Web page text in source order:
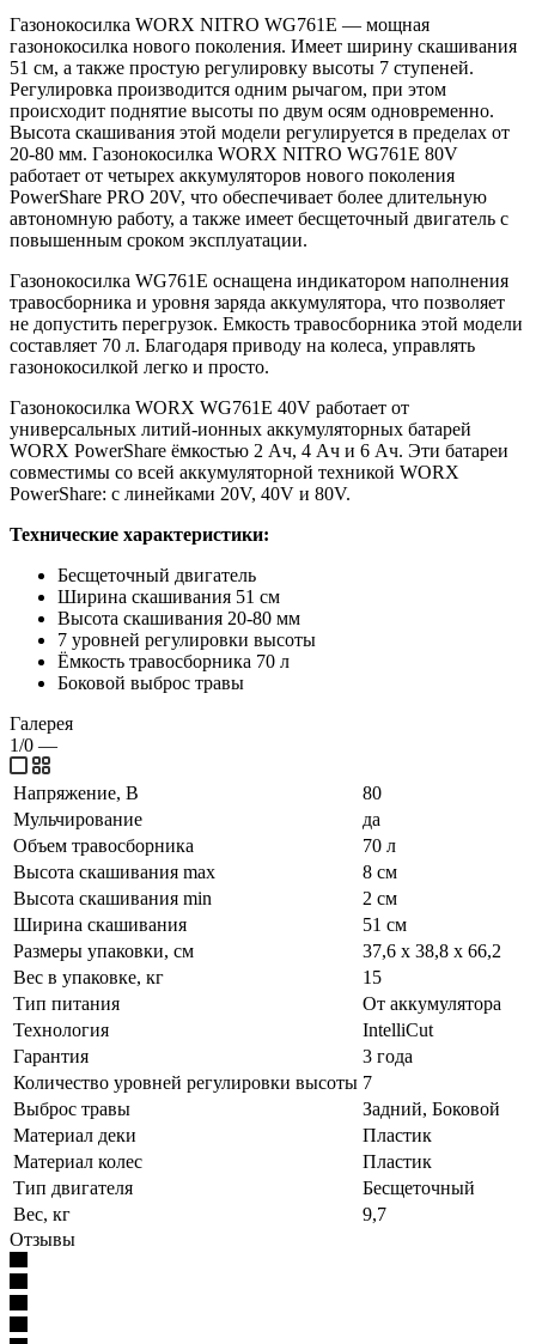
Газонокосилка WORX NITRO WG761E — мощная
газонокосилка нового поколения. Имеет ширину скашивания
51 см, а также простую регулировку высоты 7 ступеней.
Регулировка производится одним рычагом, при этом
происходит поднятие высоты по двум осям одновременно.
Высота скашивания этой модели регулируется в пределах от
20-80 мм. Газонокосилка WORX NITRO WG761E 80V
работает от четырех аккумуляторов нового поколения
PowerShare PRO 20V, что обеспечивает более длительную
автономную работу, а также имеет бесщеточный двигатель с
повышенным сроком эксплуатации.
Газонокосилка WG761E оснащена индикатором наполнения
травосборника и уровня заряда аккумулятора, что позволяет
не допустить перегрузок. Емкость травосборника этой модели
составляет 70 л. Благодаря приводу на колеса, управлять
газонокосилкой легко и просто.
Газонокосилка WORX WG761E 40V работает от
универсальных литий-ионных аккумуляторных батарей
WORX PowerShare ёмкостью 2 Ач, 4 Ач и 6 Ач. Эти батареи
совместимы со всей аккумуляторной техникой WORX
PowerShare: с линейками 20V, 40V и 80V.
Технические характеристики:
Бесщеточный двигатель
Ширина скашивания 51 см
Высота скашивания 20-80 мм
7 уровней регулировки высоты
Ёмкость травосборника 70 л
Боковой выброс травы
Галерея
1/0 —
Напряжение, В
80
Мульчирование
да
Объем травосборника
70 л
Высота скашивания max
8 см
Высота скашивания min
2 см
Ширина скашивания
51 см
Размеры упаковки, см
37,6 х 38,8 х 66,2
Вес в упаковке, кг
15
Тип питания
От аккумулятора
Технология
IntelliCut
Гарантия
3 года
Количество уровней регулировки высоты 7
Выброс травы
Задний, Боковой
Материал деки
Пластик
Материал колес
Пластик
Тип двигателя
Бесщеточный
Вес, кг
9,7
Отзывы